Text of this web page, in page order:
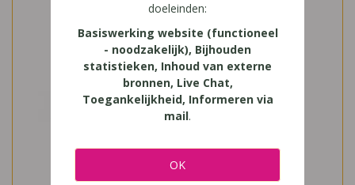
doeleinden:
Basiswerking website (functioneel
- noodzakelijk), Bijhouden
statistieken, Inhoud van externe
bronnen, Live Chat,
Toegankelijkheid, Informeren via
mail.
OK